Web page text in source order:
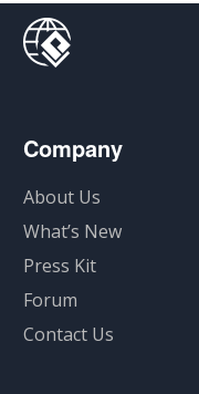
Company
About Us
What’s New
Press Kit
Forum
Contact Us